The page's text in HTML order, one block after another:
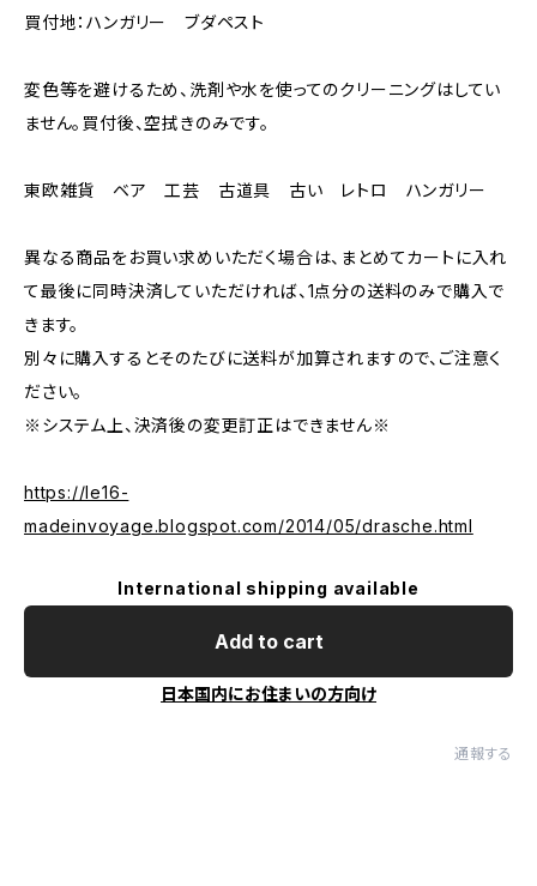
買付地：ハンガリー ブダペスト
変色等を避けるため、洗剤や水を使ってのクリーニングはしてい
ません。買付後、空拭きのみです。
東欧雑貨 ベア 工芸 古道具 古い レトロ ハンガリー
異なる商品をお買い求めいただく場合は、まとめてカートに入れ
て最後に同時決済していただければ、1点分の送料のみで購入で
きます。
別々に購入するとそのたびに送料が加算されますので、ご注意く
ださい。
※システム上、決済後の変更訂正はできません※
https://le16-
madeinvoyage.blogspot.com/2014/05/drasche.html
International shipping available
Add to cart
日本国内にお住まいの方向け
通報する